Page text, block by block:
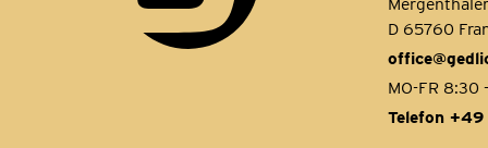
D 65760
MO-FR 8:30
Telefon